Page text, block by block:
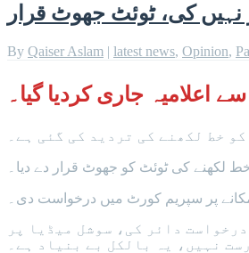
کی، ٹوئٹ جھوٹ قرار
By Qaiser Aslam | latest news, Opinion,
اعلامیہ جاری کردیا گیا۔
خط لکھنے کی تردید کی گئی ہے۔
خط لکھنے کی ٹوئٹ کو جھوٹ قرار دے دیا۔
پر سپریم کورٹ میں درخواست دی۔
دائر کی، سوشل میڈیا پر
نہیں، یہ بالکل بے بنیاد ہے۔